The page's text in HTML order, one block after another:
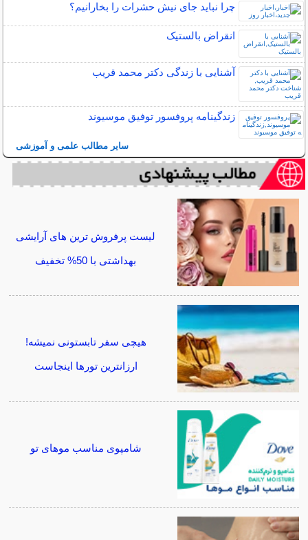
چرا نباید جای نیش حشرات را بخارانیم؟
انقراض بالستیک
آشنایی با زندگی دکتر محمد قریب
زندگینامه پروفسور توفیق موسیوند
سایر مطالب علمی و آموزشی
لیست پرفروش ترین های آرایشی
بهداشتی با 50% تخفیف
هیچی سفر تابستونی نمیشه!
ارزانترین تورها اینجاست
شامپوی مناسب موهای تو